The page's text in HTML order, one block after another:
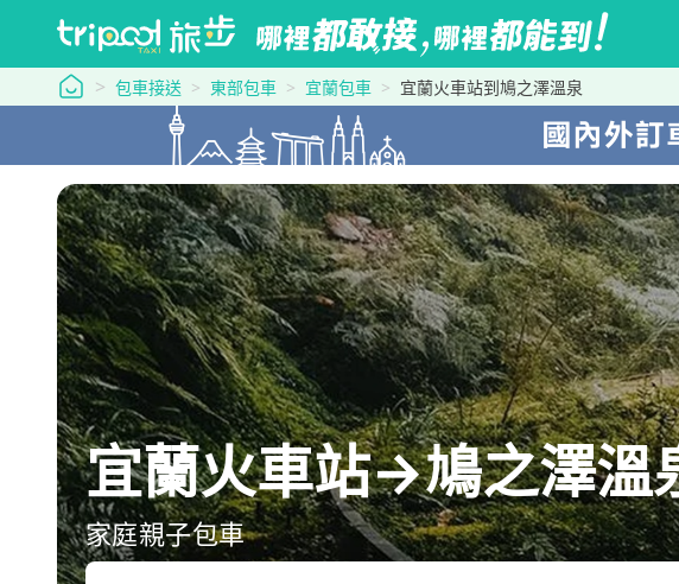
tripool 旅步
包車接送 東部包車 宜蘭包車 宜蘭火車站到鳩之澤溫泉
宜蘭火車站→鳩之澤溫
家庭親子包車